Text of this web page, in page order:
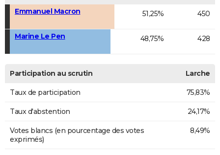
Emmanuel Macron
51,25% 450
Marine Le Pen 48,75% 428
Participation au scrutin Larche
Taux de participation 75,83%
Taux d'abstention 24,17%
Votes blancs (en pourcentage des votes
exprimés)
8,49%